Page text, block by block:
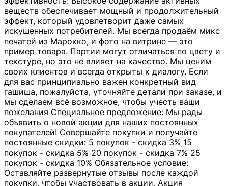
веществ обеспечивает мощный и продолжительный
эффект, который удовлетворит даже самых
искушенных потребителей. Мы всегда продаём микс
печатей из Марокко, и фото на витрине — это
пример товара. Партии могут отличаться по цвету и
текстуре, но это не влияет на качество. Мы ценим
своих клиентов и всегда открыты к диалогу. Если
для вас принципиально важен конкретный вид
гашиша, пожалуйста, уточняйте детали при заказе, и
мы сделаем всё возможное, чтобы учесть ваши
пожелания Специальное предложение: Мы рады
объявить о новой акции для наших постоянных
покупателей! Совершайте покупки и получайте
постоянные скидки: 5 покупок - скидка 3% 15
покупок - скидка 5% 20 покупок - скидка 7% 25
покупок - скидка 10% Обязательное условие:
Оставляйте развернутые отзывы после каждой
покупки, чтобы участвовать в акции. Акция